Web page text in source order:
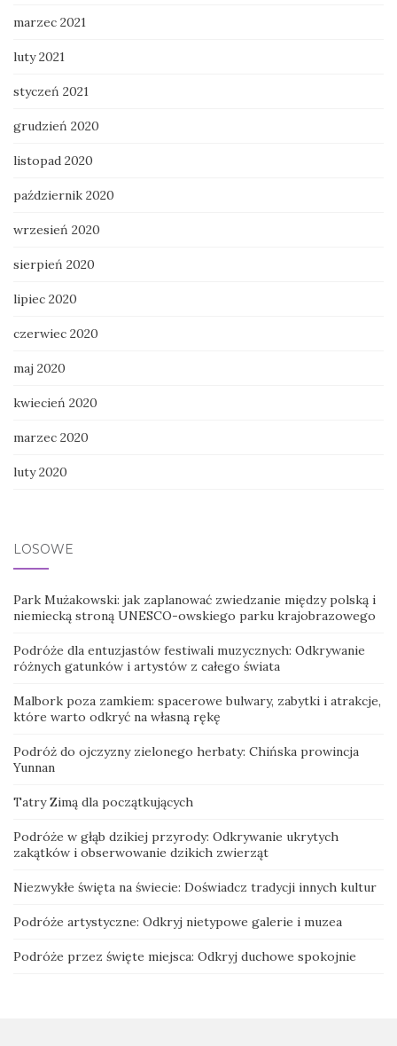
marzec 2021
luty 2021
styczeń 2021
grudzień 2020
listopad 2020
październik 2020
wrzesień 2020
sierpień 2020
lipiec 2020
czerwiec 2020
maj 2020
kwiecień 2020
marzec 2020
luty 2020
LOSOWE
Park Mużakowski: jak zaplanować zwiedzanie między polską i
niemiecką stroną UNESCO-owskiego parku krajobrazowego
Podróże dla entuzjastów festiwali muzycznych: Odkrywanie
różnych gatunków i artystów z całego świata
Malbork poza zamkiem: spacerowe bulwary, zabytki i atrakcje,
które warto odkryć na własną rękę
Podróż do ojczyzny zielonego herbaty: Chińska prowincja
Yunnan
Tatry Zimą dla początkujących
Podróże w głąb dzikiej przyrody: Odkrywanie ukrytych
zakątków i obserwowanie dzikich zwierząt
Niezwykłe święta na świecie: Doświadcz tradycji innych kultur
Podróże artystyczne: Odkryj nietypowe galerie i muzea
Podróże przez święte miejsca: Odkryj duchowe spokojnie